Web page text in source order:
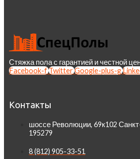
Стяжка пола с гарантией и честной
Facebook-fTwitterGoogle-plus-g
Контакты
шоссе Революции, 69к102
195279
8 (812) 905-33-51